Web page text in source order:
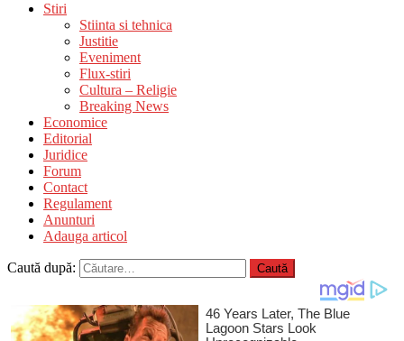
Stiri
Stiinta si tehnica
Justitie
Eveniment
Flux-stiri
Cultura – Religie
Breaking News
Economice
Editorial
Juridice
Forum
Contact
Regulament
Anunturi
Adauga articol
Caută după: